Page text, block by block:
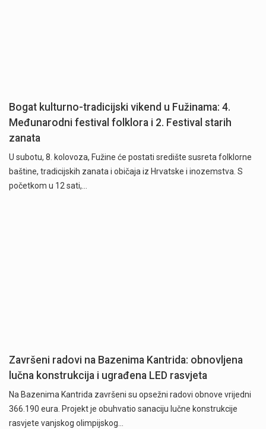
Bogat kulturno-tradicijski vikend u Fužinama: 4.
Međunarodni festival folklora i 2. Festival starih
zanata
U subotu, 8. kolovoza, Fužine će postati središte susreta folklorne
baštine, tradicijskih zanata i običaja iz Hrvatske i inozemstva. S
početkom u 12 sati,…
Završeni radovi na Bazenima Kantrida: obnovljena
lučna konstrukcija i ugrađena LED rasvjeta
Na Bazenima Kantrida završeni su opsežni radovi obnove vrijedni
366.190 eura. Projekt je obuhvatio sanaciju lučne konstrukcije
rasvjete vanjskog olimpijskog…